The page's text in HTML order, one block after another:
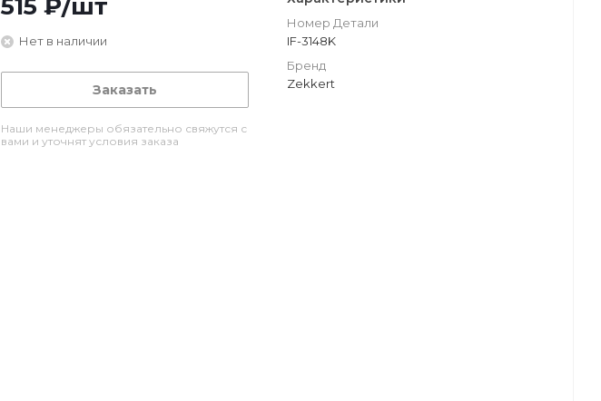
515 ₽/шт
Нет в наличии
Заказать
Наши менеджеры обязательно свяжутся с
вами и уточнят условия заказа
Номер Детали
IF-3148K
Бренд
Zekkert